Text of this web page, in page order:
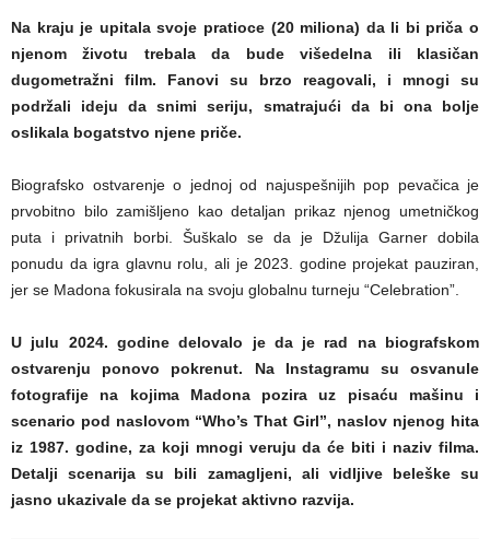
Na kraju je upitala svoje pratioce (20 miliona) da li bi priča o
njenom životu trebala da bude višedelna ili klasičan
dugometražni film. Fanovi su brzo reagovali, i mnogi su
podržali ideju da snimi seriju, smatrajući da bi ona bolje
oslikala bogatstvo njene priče.
Biografsko ostvarenje o jednoj od najuspešnijih pop pevačica je
prvobitno bilo zamišljeno kao detaljan prikaz njenog umetničkog
puta i privatnih borbi. Šuškalo se da je Džulija Garner dobila
ponudu da igra glavnu rolu, ali je 2023. godine projekat pauziran,
jer se Madona fokusirala na svoju globalnu turneju “Celebration”.
U julu 2024. godine delovalo je da je rad na biografskom
ostvarenju ponovo pokrenut. Na Instagramu su osvanule
fotografije na kojima Madona pozira uz pisaću mašinu i
scenario pod naslovom “Who’s That Girl”, naslov njenog hita
iz 1987. godine, za koji mnogi veruju da će biti i naziv filma.
Detalji scenarija su bili zamagljeni, ali vidljive beleške su
jasno ukazivale da se projekat aktivno razvija.